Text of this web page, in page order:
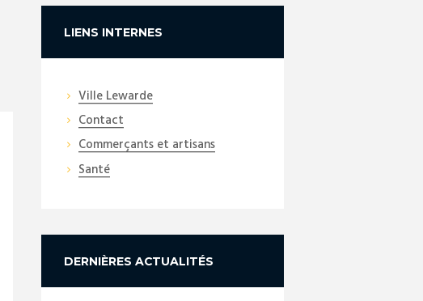
LIENS INTERNES
Ville Lewarde
Contact
Commerçants et artisans
Santé
DERNIÈRES ACTUALITÉS